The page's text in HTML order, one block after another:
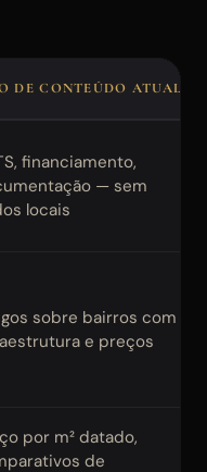
DE CONTEÚDO ATUAL
financiamento,
— sem
locais
sobre bairros com
e preços
por m² datado,
de